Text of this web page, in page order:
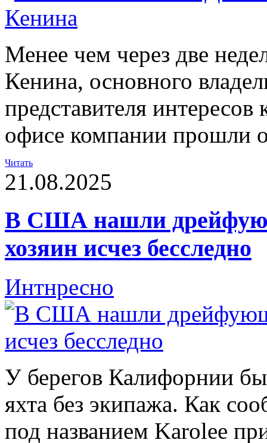
Менее чем через две
Кенина, основного
представителя
офисе компании прошли
Читать
21.08.2025
В США нашли
хозяин исчез бесследно
Интнресно
У берегов Калифорнии
яхта без экипажа. Как
под названием Karolee